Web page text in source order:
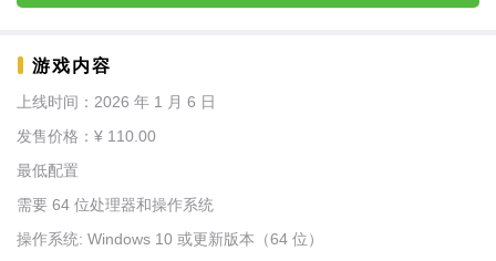
游戏内容
上线时间：2026 年 1 月 6 日
发售价格：¥ 110.00
最低配置
需要 64 位处理器和操作系统
操作系统: Windows 10 或更新版本（64 位）